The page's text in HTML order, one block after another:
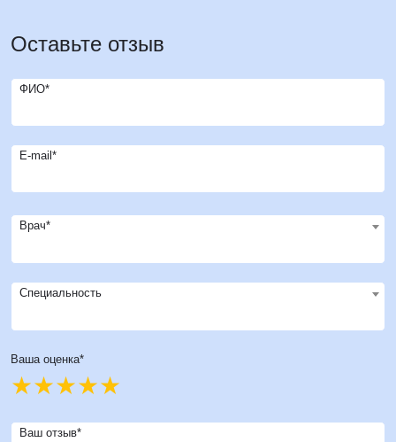
Оставьте отзыв
ФИО*
E-mail*
Врач*
Специальность
Ваша оценка*
Ваш отзыв*